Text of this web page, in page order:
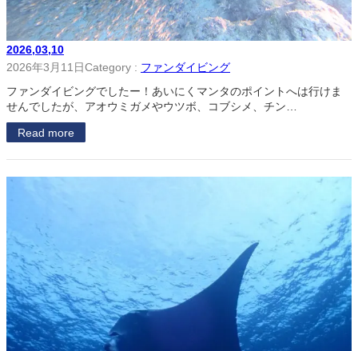
2026,03,10
2026年3月11日Category : ファンダイビング
ファンダイビングでしたー！あいにくマンタのポイントへは行けま
せんでしたが、アオウミガメやウツボ、コブシメ、チン…
Read more